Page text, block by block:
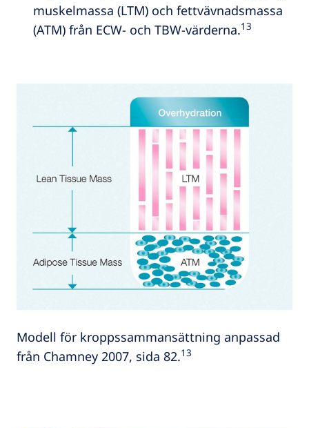
muskelmassa (LTM) och fettvävnadsmassa
(ATM) från ECW- och TBW-värderna.13
Modell för kroppssammansättning anpassad
från Chamney 2007, sida 82.13